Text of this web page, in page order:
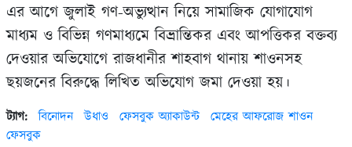
এর আগে জুলাই গণ-অভ্যুত্থান নিয়ে সামাজিক যোগাযোগ
মাধ্যম ও বিভিন্ন গণমাধ্যমে বিভ্রান্তিকর এবং আপত্তিকর বক্তব্য
দেওয়ার অভিযোগে রাজধানীর শাহবাগ থানায় শাওনসহ
ছয়জনের বিরুদ্ধে লিখিত অভিযোগ জমা দেওয়া হয়।
ট্যাগ: বিনোদন উধাও ফেসবুক অ্যাকাউন্ট
মেহের আফরোজ শাওন
ফেসবুক